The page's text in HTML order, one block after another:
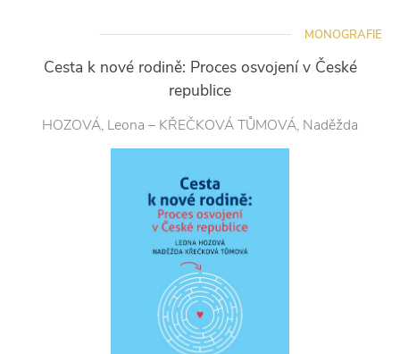
MONOGRAFIE
Cesta k nové rodině: Proces osvojení v České
republice
HOZOVÁ, Leona – KŘEČKOVÁ TŮMOVÁ, Naděžda